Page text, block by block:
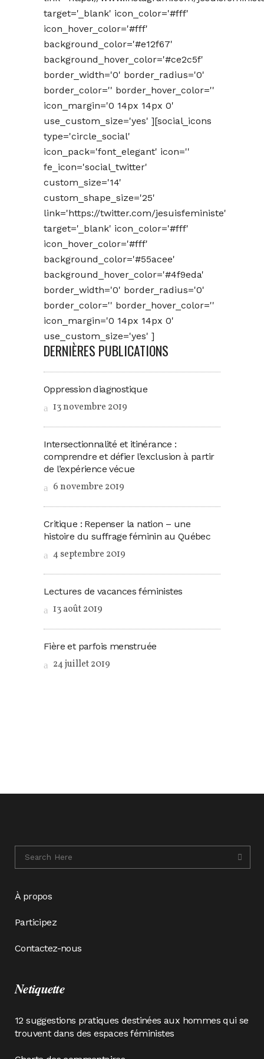
target='_blank' icon_color='#fff'
icon_hover_color='#fff'
background_color='#e12f67'
background_hover_color='#ce2c5f'
border_width='0' border_radius='0'
border_color='' border_hover_color=''
icon_margin='0 14px 14px 0'
use_custom_size='yes' ][social_icons
type='circle_social'
icon_pack='font_elegant' icon=''
fe_icon='social_twitter'
custom_size='14'
custom_shape_size='25'
link='https://twitter.com/jesuisfeministe'
target='_blank' icon_color='#fff'
icon_hover_color='#fff'
background_color='#55acee'
background_hover_color='#4f9eda'
border_width='0' border_radius='0'
border_color='' border_hover_color=''
icon_margin='0 14px 14px 0'
use_custom_size='yes' ]
DERNIÈRES PUBLICATIONS
Oppression diagnostique
13 novembre 2019
Intersectionnalité et itinérance :
comprendre et défier l’exclusion à partir
de l’expérience vécue
6 novembre 2019
Critique : Repenser la nation – une
histoire du suffrage féminin au Québec
4 septembre 2019
Lectures de vacances féministes
13 août 2019
Fière et parfois menstruée
24 juillet 2019
À propos
Participez
Contactez-nous
Netiquette
12 suggestions pratiques destinées aux hommes qui se
trouvent dans des espaces féministes